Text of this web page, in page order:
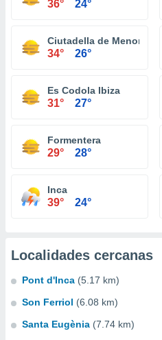
36° 24°
Ciutadella de Menorca
34° 26°
Es Codola Ibiza
31° 27°
Formentera
29° 28°
Inca
39° 24°
Localidades cercanas
Pont d'Inca (5.17 km)
Son Ferriol (6.08 km)
Santa Eugènia (7.74 km)